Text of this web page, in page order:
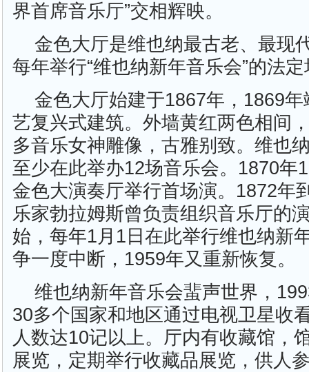
界首席音乐厅”交相辉映。
金色大厅是维也纳最古老、最现
每年举行“维也纳新年音乐会”的法
金色大厅始建于1867年，1869
艺复兴式建筑。外墙黄红两色相间
多音乐女神雕像，古雅别致。维也
至少在此举办12场音乐会。1870年
金色大演奏厅举行首场演。1872年
乐家勃拉姆斯曾负责组织音乐厅的
始，每年1月1日在此举行维也纳新
争一度中断，1959年又重新恢复。
维也纳新年音乐会蜚声世界，
30多个国家和地区通过电视卫星收
人数达10记以上。厅内有收藏馆，
展览，定期举行收藏品展览，供人